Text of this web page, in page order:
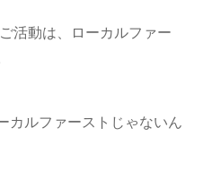
動は、ローカルファー
ルファーストじゃないん